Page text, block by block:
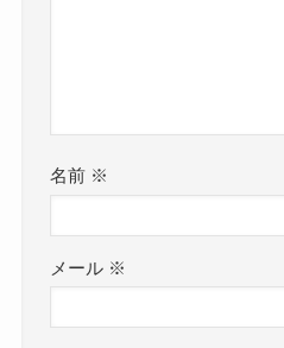
名前 ※
メール ※